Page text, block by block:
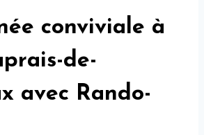
conviviale à
de-
avec Rando-